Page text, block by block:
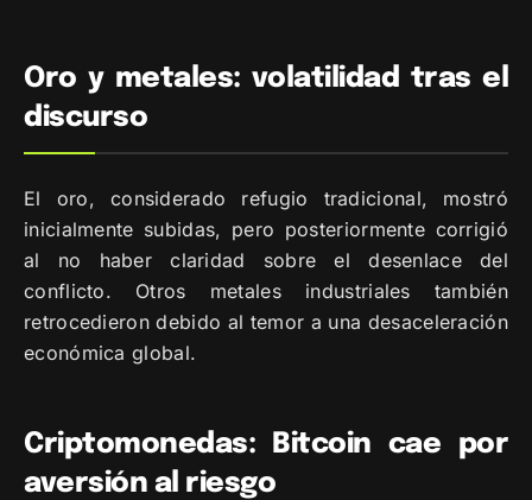
Oro y metales: volatilidad tras el
discurso
El oro, considerado refugio tradicional, mostró
inicialmente subidas, pero posteriormente corrigió
al no haber claridad sobre el desenlace del
conflicto. Otros metales industriales también
retrocedieron debido al temor a una desaceleración
económica global.
Criptomonedas: Bitcoin cae por
aversión al riesgo